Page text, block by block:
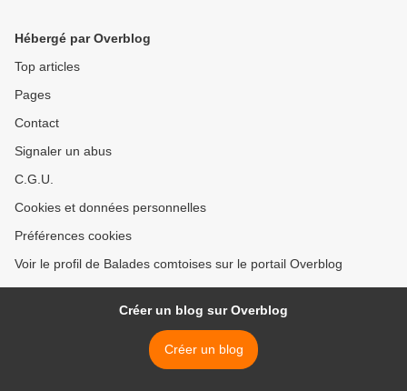
Hébergé par Overblog
Top articles
Pages
Contact
Signaler un abus
C.G.U.
Cookies et données personnelles
Préférences cookies
Voir le profil de Balades comtoises sur le portail Overblog
Créer un blog sur Overblog
Créer un blog